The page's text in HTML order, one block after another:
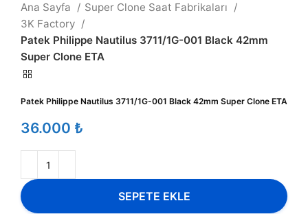
Ana Sayfa
Super Clone Saat Fabrikaları
3K Factory
Patek Philippe Nautilus 3711/1G-001 Black 42mm
Super Clone ETA
Patek Philippe Nautilus 3711/1G-001 Black 42mm Super Clone ETA
₺
SEPETE EKLE